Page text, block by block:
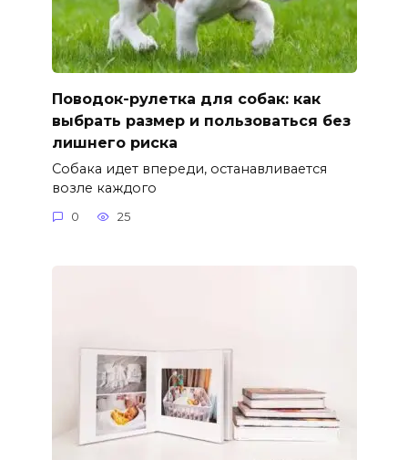
Поводок-рулетка для собак: как
выбрать размер и пользоваться без
лишнего риска
Собака идет впереди, останавливается
возле каждого
0 25